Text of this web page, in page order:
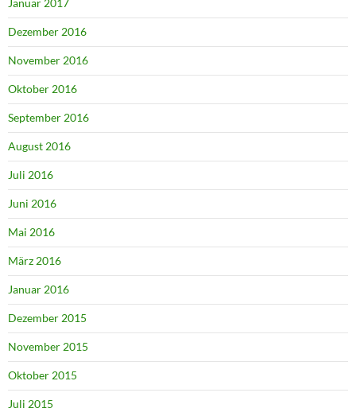
Januar 2017
Dezember 2016
November 2016
Oktober 2016
September 2016
August 2016
Juli 2016
Juni 2016
Mai 2016
März 2016
Januar 2016
Dezember 2015
November 2015
Oktober 2015
Juli 2015